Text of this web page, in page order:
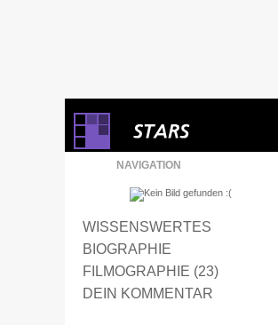
NAVIGATION
WISSENSWERTES
BIOGRAPHIE
FILMOGRAPHIE (23)
DEIN KOMMENTAR